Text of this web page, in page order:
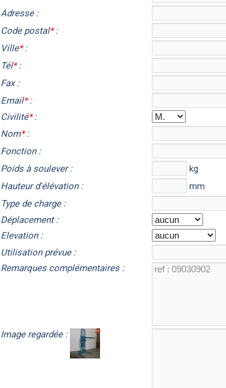
Adresse :
Code postal*:
Ville*:
Tél*:
Fax :
Email*:
Civilité*:
Nom*:
Fonction :
Poids à soulever :
kg
Hauteur d'élévation :
mm
Type de charge :
Déplacement :
Elevation :
Utilisation prévue :
Remarques complémentaires :
Image regardée :